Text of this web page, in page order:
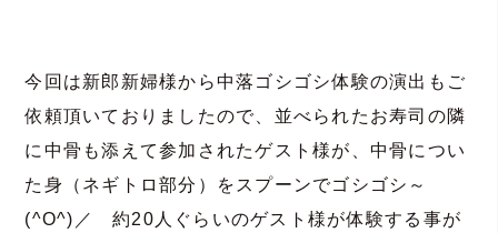
今回は新郎新婦様から中落ゴシゴシ体験の演出もご
依頼頂いておりましたので、並べられたお寿司の隣
に中骨も添えて参加されたゲスト様が、中骨につい
た身（ネギトロ部分）をスプーンでゴシゴシ～
(^O^)／ 約20人ぐらいのゲスト様が体験する事が